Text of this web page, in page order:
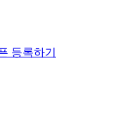
등록하기